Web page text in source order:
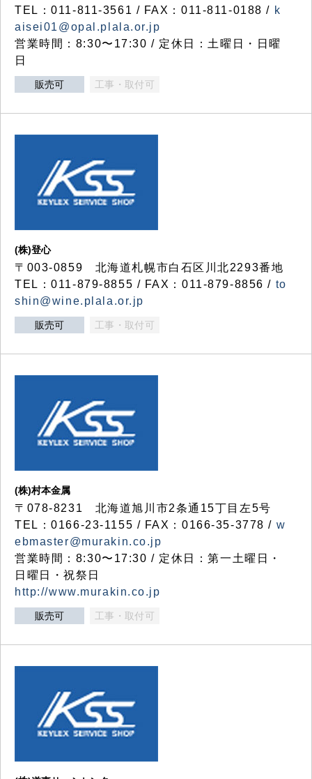
TEL：011-811-3561 / FAX：011-811-0188 / k
aisei01@opal.plala.or.jp
営業時間：8:30〜17:30 / 定休日：土曜日・日曜
日
販売可 工事・取付可
(株)登心
〒003-0859 北海道札幌市白石区川北2293番地
TEL：011-879-8855 / FAX：011-879-8856 / to
shin@wine.plala.or.jp
販売可 工事・取付可
(株)村本金属
〒078-8231 北海道旭川市2条通15丁目左5号
TEL：0166-23-1155 / FAX：0166-35-3778 / w
ebmaster@murakin.co.jp
営業時間：8:30〜17:30 / 定休日：第一土曜日・
日曜日・祝祭日
http://www.murakin.co.jp
販売可 工事・取付可